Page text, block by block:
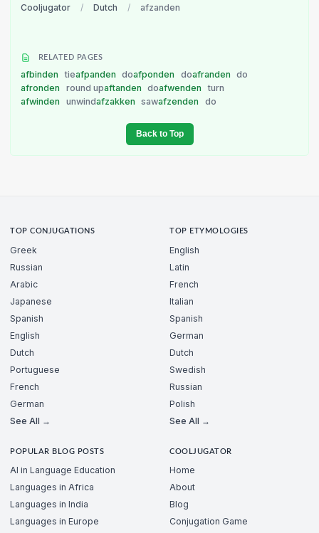
Cooljugator / Dutch / afzanden
RELATED PAGES
afbinden tieafpanden doafponden doafranden
do
afronden
round upaftanden doafwenden
turn
afwinden
unwindafzakken sawafzenden do
Back to Top
TOP CONJUGATIONS
Greek
Russian
Arabic
Japanese
Spanish
English
Dutch
Portuguese
French
German
See All →
TOP ETYMOLOGIES
English
Latin
French
Italian
Spanish
German
Dutch
Swedish
Russian
Polish
See All →
POPULAR BLOG POSTS
AI in Language Education
Languages in Africa
Languages in India
Languages in Europe
COOLJUGATOR
Home
About
Blog
Conjugation Game